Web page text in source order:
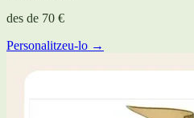
des de 70 €
Personalitzeu-lo →